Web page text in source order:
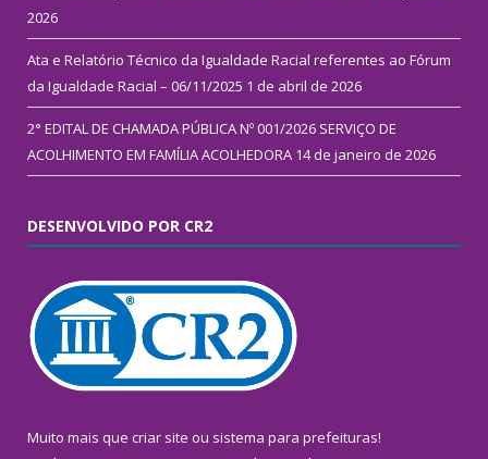
2026
Ata e Relatório Técnico da Igualdade Racial referentes ao Fórum
da Igualdade Racial – 06/11/2025 1 de abril de 2026
2° EDITAL DE CHAMADA PÚBLICA Nº 001/2026 SERVIÇO DE
ACOLHIMENTO EM FAMÍLIA ACOLHEDORA 14 de janeiro de 2026
DESENVOLVIDO POR CR2
Muito mais que criar site ou sistema para prefeituras!